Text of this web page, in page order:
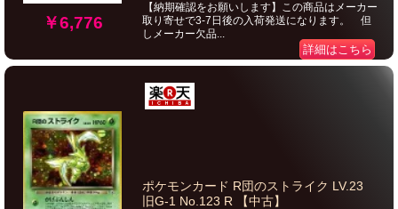
￥6,776
【納期確認をお願いします】この商品はメーカー
取り寄せで3-7日後の入荷発送になります。 但
しメーカー欠品...
詳細はこちら
ポケモンカード R団のストライク LV.23
旧G-1 No.123 R 【中古】